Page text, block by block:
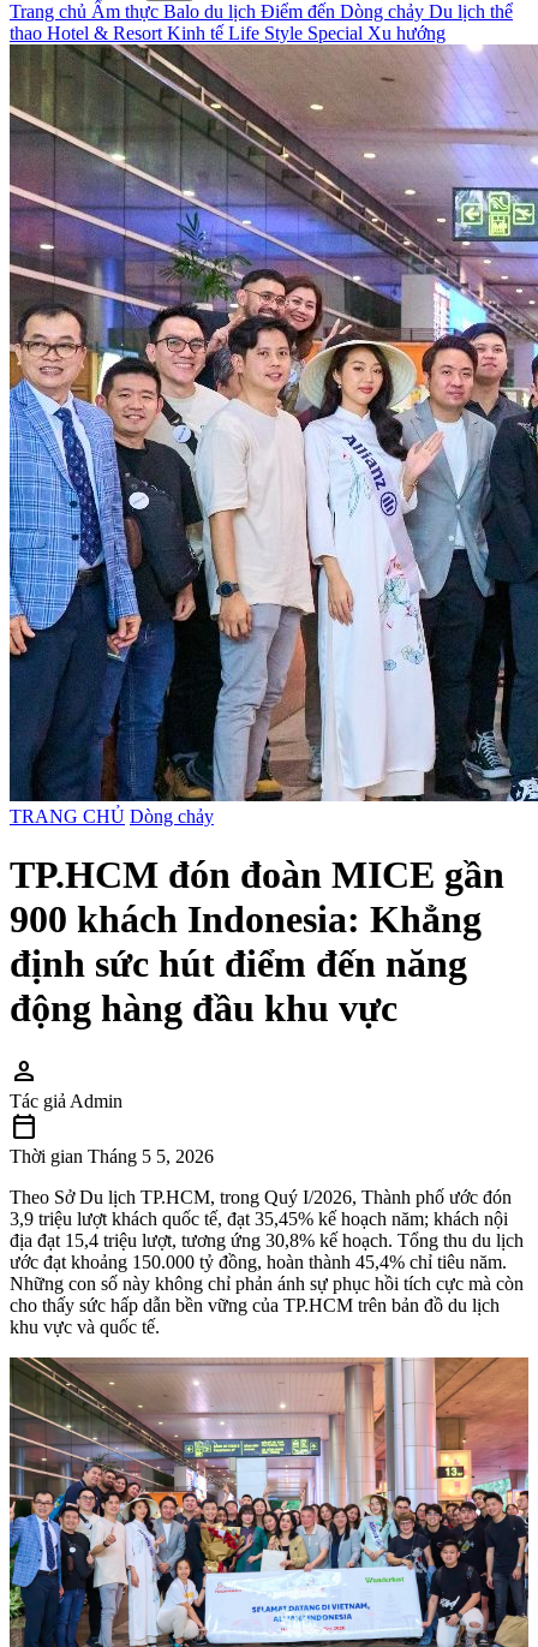
Trang chủ Ẩm thực Balo du lịch Điểm đến Dòng chảy Du lịch thể
thao Hotel & Resort Kinh tế Life Style Special Xu hướng
TRANG CHỦ Dòng chảy
TP.HCM đón đoàn MICE gần
900 khách Indonesia: Khẳng
định sức hút điểm đến năng
động hàng đầu khu vực
person
Tác giả Admin
calendar_today
Thời gian Tháng 5 5, 2026
Theo Sở Du lịch TP.HCM, trong Quý I/2026, Thành phố ước đón
3,9 triệu lượt khách quốc tế, đạt 35,45% kế hoạch năm; khách nội
địa đạt 15,4 triệu lượt, tương ứng 30,8% kế hoạch. Tổng thu du lịch
ước đạt khoảng 150.000 tỷ đồng, hoàn thành 45,4% chỉ tiêu năm.
Những con số này không chỉ phản ánh sự phục hồi tích cực mà còn
cho thấy sức hấp dẫn bền vững của TP.HCM trên bản đồ du lịch
khu vực và quốc tế.